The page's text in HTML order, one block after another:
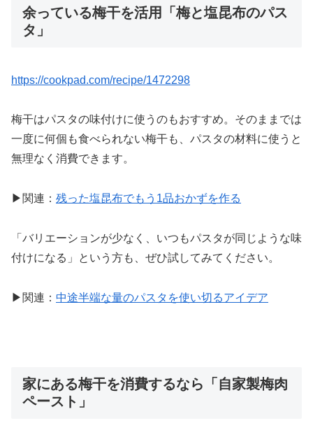
余っている梅干を活用「梅と塩昆布のパス
タ」
https://cookpad.com/recipe/1472298
梅干はパスタの味付けに使うのもおすすめ。そのままでは
一度に何個も食べられない梅干も、パスタの材料に使うと
無理なく消費できます。
▶関連： 残った塩昆布でもう1品おかずを作る
「バリエーションが少なく、いつもパスタが同じような味
付けになる」という方も、ぜひ試してみてください。
▶関連： 中途半端な量のパスタを使い切るアイデア
家にある梅干を消費するなら「自家製梅肉
ペースト」